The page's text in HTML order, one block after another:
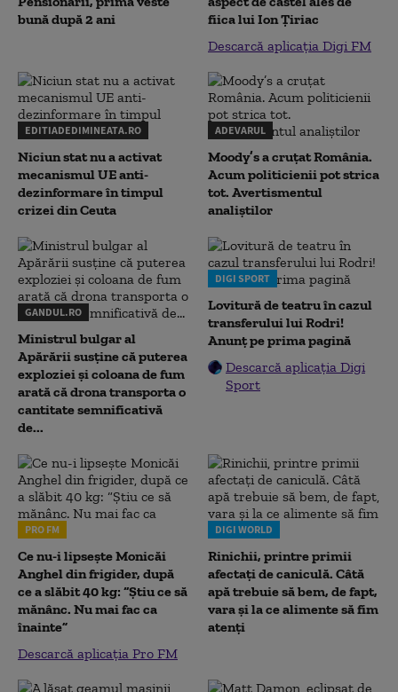
bună după 2 ani
fiica lui Ion Țiriac
Descarcă aplicația Digi FM
EDITIADEDIMINEATA.RO
Niciun stat nu a activat
mecanismul UE anti-
dezinformare în timpul
crizei din Ceuta
ADEVARUL
Moody’s a cruțat România.
Acum politicienii pot strica
tot. Avertismentul
analiștilor
GANDUL.RO
Ministrul bulgar al
Apărării susține că puterea
exploziei și coloana de fum
arată că drona transporta o
cantitate semnificativă
de...
DIGI SPORT
Lovitură de teatru în cazul
transferului lui Rodri!
Anunț pe prima pagină
Descarcă aplicația Digi
Sport
PRO FM
Ce nu-i lipsește Monicăi
Anghel din frigider, după
ce a slăbit 40 kg: “Știu ce să
mănânc. Nu mai fac ca
înainte”
Descarcă aplicația Pro FM
DIGI WORLD
Rinichii, printre primii
afectați de caniculă. Câtă
apă trebuie să bem, de fapt,
vara și la ce alimente să fim
atenți